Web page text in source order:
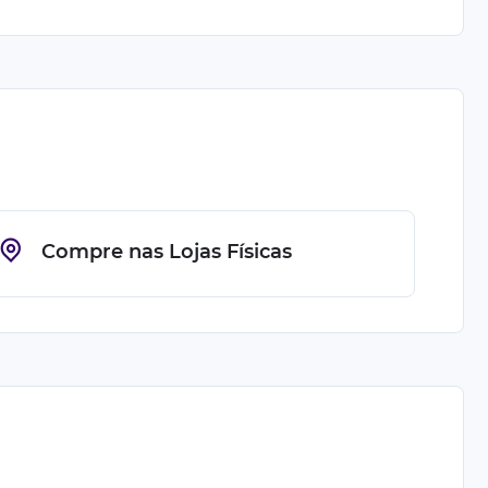
Compre nas Lojas Físicas